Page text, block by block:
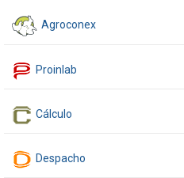
Agroconex
Proinlab
Cálculo
Despacho